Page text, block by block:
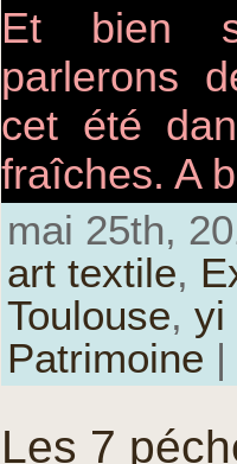
Et bien
parlerons
cet été
fraîches. A
mai 25th,
art textile,
Toulouse, yi
Patrimoine |
Les 7